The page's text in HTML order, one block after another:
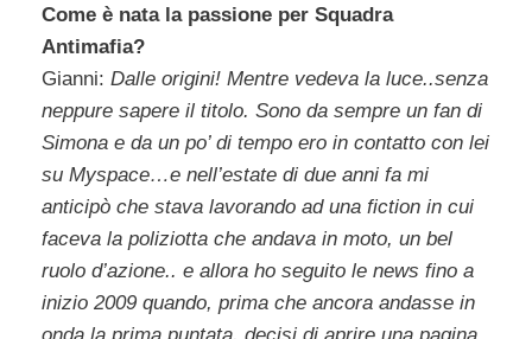
Come è nata la passione per Squadra
Antimafia?
Gianni: Dalle origini! Mentre vedeva la luce..senza
neppure sapere il titolo. Sono da sempre un fan di
Simona e da un po’ di tempo ero in contatto con lei
su Myspace…e nell’estate di due anni fa mi
anticipò che stava lavorando ad una fiction in cui
faceva la poliziotta che andava in moto, un bel
ruolo d’azione.. e allora ho seguito le news fino a
inizio 2009 quando, prima che ancora andasse in